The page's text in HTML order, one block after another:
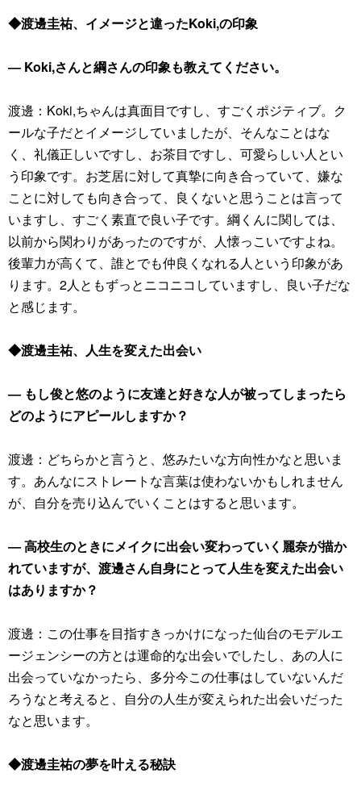
◆渡邊圭祐、イメージと違ったKoki,の印象
― Koki,さんと綱さんの印象も教えてください。
渡邊：Koki,ちゃんは真面目ですし、すごくポジティブ。ク
ールな子だとイメージしていましたが、そんなことはな
く、礼儀正しいですし、お茶目ですし、可愛らしい人とい
う印象です。お芝居に対して真摯に向き合っていて、嫌な
ことに対しても向き合って、良くないと思うことは言って
いますし、すごく素直で良い子です。綱くんに関しては、
以前から関わりがあったのですが、人懐っこいですよね。
後輩力が高くて、誰とでも仲良くなれる人という印象があ
ります。2人ともずっとニコニコしていますし、良い子だな
と感じます。
◆渡邊圭祐、人生を変えた出会い
― もし俊と悠のように友達と好きな人が被ってしまったら
どのようにアピールしますか？
渡邊：どちらかと言うと、悠みたいな方向性かなと思いま
す。あんなにストレートな言葉は使わないかもしれません
が、自分を売り込んでいくことはすると思います。
― 高校生のときにメイクに出会い変わっていく麗奈が描か
れていますが、渡邊さん自身にとって人生を変えた出会い
はありますか？
渡邊：この仕事を目指すきっかけになった仙台のモデルエ
ージェンシーの方とは運命的な出会いでしたし、あの人に
出会っていなかったら、多分今この仕事はしていないんだ
ろうなと考えると、自分の人生が変えられた出会いだった
なと思います。
◆渡邊圭祐の夢を叶える秘訣